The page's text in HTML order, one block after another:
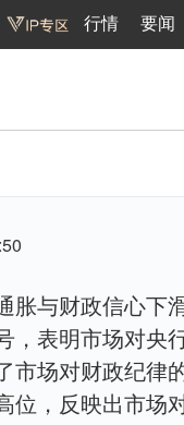
行情 要闻
胀与财政信心
，表明市场对央
市场对财政纪律
位，反映出市场